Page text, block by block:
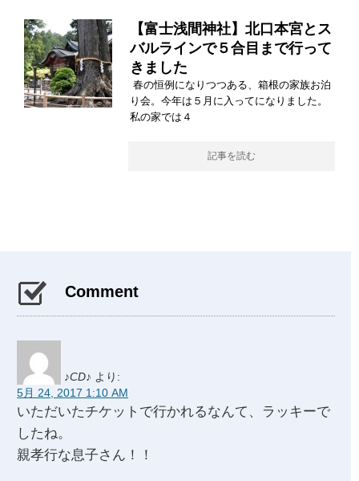
【富士浅間神社】北口本宮とス
バルラインで５合目まで行って
きました
春の恒例になりつつある、箱根の家族お泊
り会。今年は５月に入ってになりました。
私の家では４
記事を読む
Comment
♪CD♪ より:
5月 24, 2017 1:10 AM
いただいたチケットで行かれるなんて、ラッキーで
したね。
親孝行な息子さん！！